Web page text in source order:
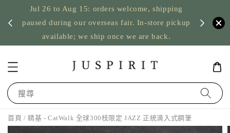
Jul 26 to Aug 15: orders welcome, shipping
paused during our overseas fair. In-store pickup
available; we ship once we are back.
US
搜尋
首頁 / 精基 - CatWalk 全球300枝限定 JAZZ 正統滴入式鋼筆